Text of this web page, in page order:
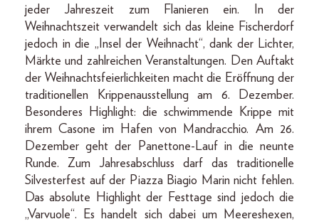
jeder Jahreszeit zum Flanieren ein. In der
Weihnachtszeit verwandelt sich das kleine Fischerdorf
jedoch in die „Insel der Weihnacht“, dank der Lichter,
Märkte und zahlreichen Veranstaltungen. Den Auftakt
der Weihnachtsfeierlichkeiten macht die Eröffnung der
traditionellen Krippenausstellung am 6. Dezember.
Besonderes Highlight: die schwimmende Krippe mit
ihrem Casone im Hafen von Mandracchio. Am 26.
Dezember geht der Panettone-Lauf in die neunte
Runde. Zum Jahresabschluss darf das traditionelle
Silvesterfest auf der Piazza Biagio Marin nicht fehlen.
Das absolute Highlight der Festtage sind jedoch die
„Varvuole“. Es handelt sich dabei um Meereshexen,